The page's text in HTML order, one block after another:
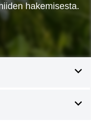
hakemisesta.
vain 7,5 €/kk